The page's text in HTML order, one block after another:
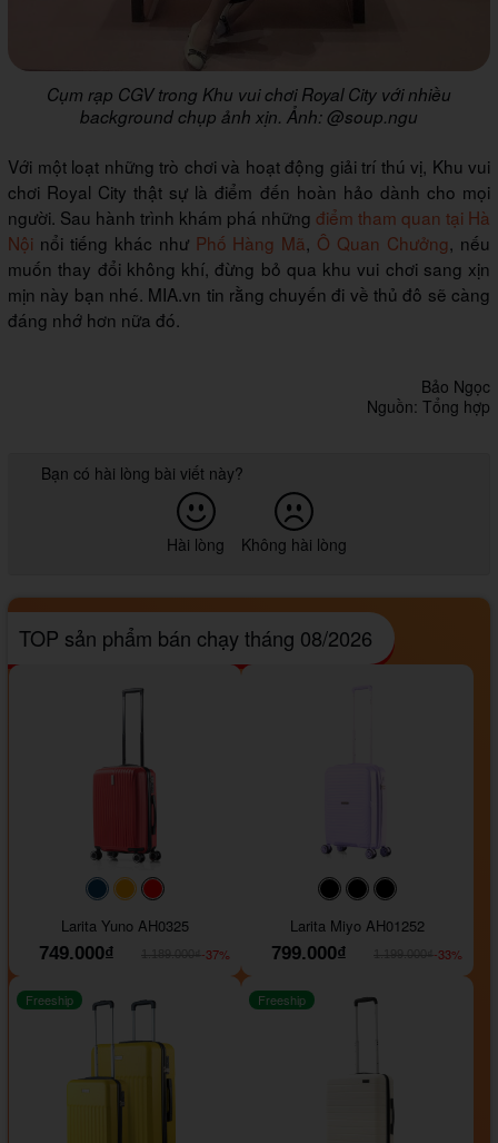
Cụm rạp CGV trong Khu vui chơi Royal City với nhiều
background chụp ảnh xịn. Ảnh: @soup.ngu
Với một loạt những trò chơi và hoạt động giải trí thú vị, Khu vui
chơi Royal City thật sự là điểm đến hoàn hảo dành cho mọi
người. Sau hành trình khám phá những điểm tham quan tại Hà
Nội nổi tiếng khác như Phố Hàng Mã, Ô Quan Chưởng, nếu
muốn thay đổi không khí, đừng bỏ qua khu vui chơi sang xịn
mịn này bạn nhé. MIA.vn tin rằng chuyến đi về thủ đô sẽ càng
đáng nhớ hơn nữa đó.
Bảo Ngọc
Nguồn: Tổng hợp
Bạn có hài lòng bài viết này?
Hài lòng Không hài lòng
TOP sản phẩm bán chạy tháng 08/2026
#093f69#ffa500
Larita Yuno AH0325
749.000₫
-37%
#000000#000000
Larita Miyo AH01252
799.000₫
-33%
Freeship Freeship